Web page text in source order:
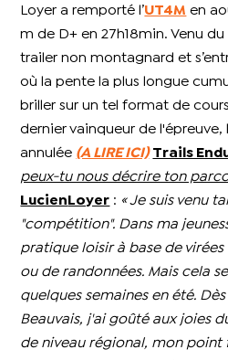
Loyer a remporté l’UT4M en
m de D+ en 27h18min. Venu
trailer non montagnard et
où la pente la plus longue
briller sur un tel format de
dernier vainqueur de
annulée (A LIRE ICI) Trails
peux-tu nous décrire ton
Lucien Loyer : « Je suis venu
"compétition". Dans ma
pratique loisir à base de virées
ou de randonnées. Mais cela
quelques semaines en été.
Beauvais, j'ai goûté aux joies
de niveau régional, mon point